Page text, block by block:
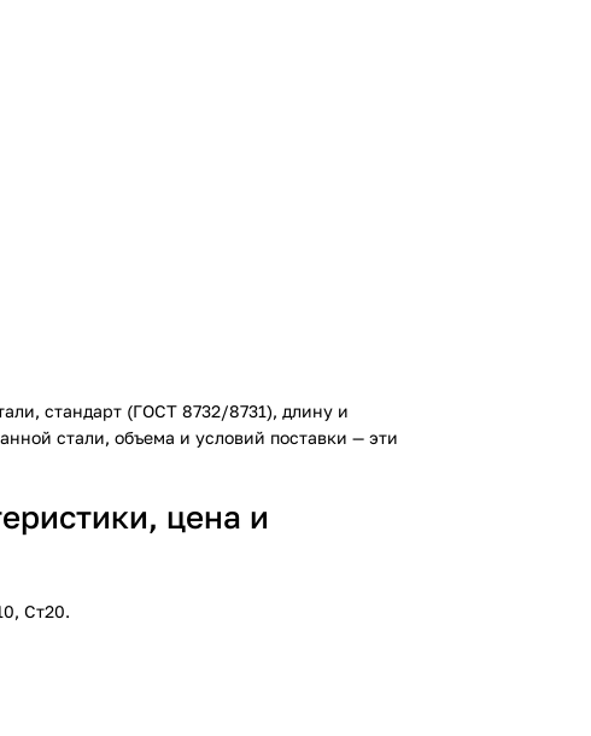
стандарт (ГОСТ 8732/8731), длину и
стали, объема и условий поставки — эти
цена и
Ст20.